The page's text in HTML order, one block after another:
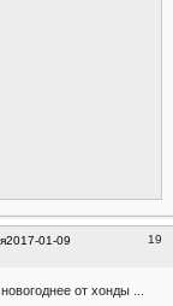
19
2017-01-09
от хонды ...